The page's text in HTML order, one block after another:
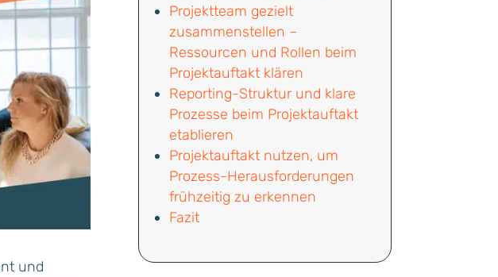
und
Projektteam gezielt
zusammenstellen –
Ressourcen und Rollen beim
Projektauftakt klären
Reporting-Struktur und klare
Prozesse beim Projektauftakt
etablieren
Projektauftakt nutzen, um
Prozess-Herausforderungen
frühzeitig zu erkennen
Fazit